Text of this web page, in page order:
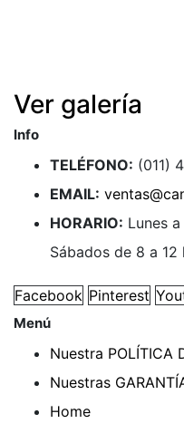
Ver galería
Info
TELÉFONO: (011)
EMAIL:
HORARIO: Lunes
Sábados de 8 a 12
Facebook Pinterest
Menú
Nuestra POLÍTICA
Nuestras
Home